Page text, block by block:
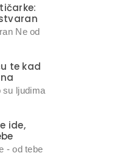
Ne od
te kad
su ljudima
ide,
- od tebe